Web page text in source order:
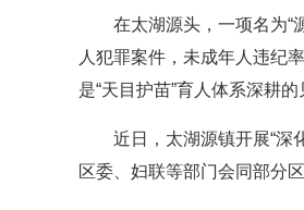
在太湖源头，一项名为“
人犯罪案件，未成年人违纪
是“天目护苗”育人体系深耕
近日，太湖源镇开展“深
区委、妇联等部门会同部分